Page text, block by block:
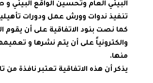
البيئي العام وتحسين الواقع البيئي
تنفيذ ندوات وورش عمل ودورات
كما نصت بنود الاتفاقية على أن يقوم
والكترونياً على أن يتم نشرها و
منها.
يذكر أن هذه الاتفاقية تعتبر نافذة